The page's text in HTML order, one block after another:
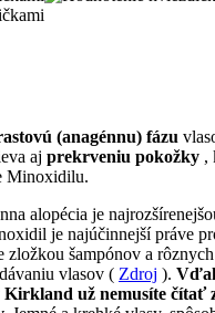
(anagénnu) fázu
aj prekrveniu pokožky ,
Minoxidilu.
alopécia je
je najúčinnejší práve
zložkou šampónov a
vlasov ( Zdroj ).
už nemusíte čítať